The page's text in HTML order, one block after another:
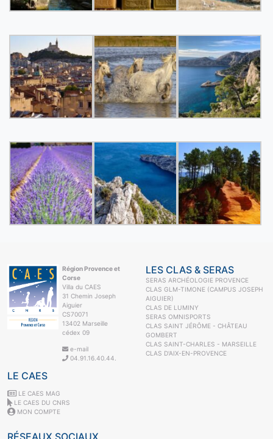
Région Provence et
Corse
Villa du CAES
31 Chemin Joseph
Aiguier
CS70071
13402 Marseille
cédex 09
e-mail
04.91.16.40.44.
LES CLAS & SERAS
SERAS ARCHÉOLOGIE PROVENCE
CLAS GLM-TIMONE (CAMPUS JOSEPH
AIGUIER)
CLAS DE LUMINY
SERAS OMNISPORTS
CLAS SAINT JÉRÔME - CHÂTEAU
GOMBERT
CLAS SAINT-CHARLES - MARSEILLE
CLAS D'AIX-EN-PROVENCE
LE CAES
LE CAES MAG
LE CAES DU CNRS
MON COMPTE
RÉSEAUX SOCIAUX